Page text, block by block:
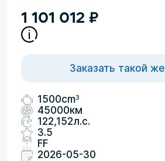
1 101 012 ₽
Заказать такой же
1500cm3
45000км
122,152л.с.
3.5
FF
2026-05-30